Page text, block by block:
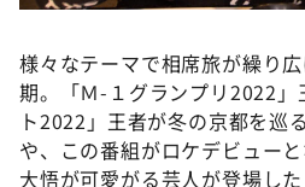
様々なテーマで相席旅が繰り
期。「Ｍ-１グランプリ2022」
ト2022」王者が冬の京都を巡
や、この番組がロケデビュー
大悟が可愛がる芸人が登場し